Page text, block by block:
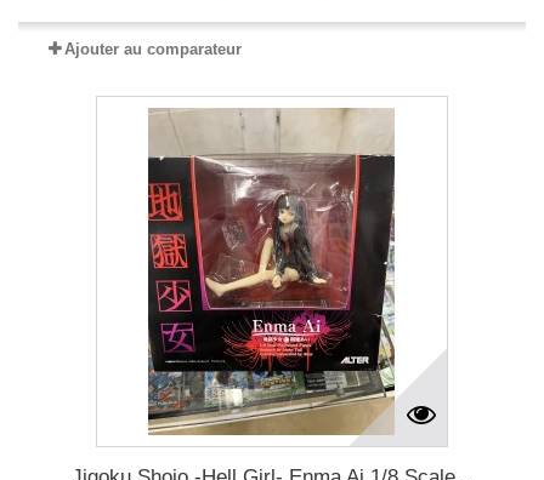
Ajouter au comparateur